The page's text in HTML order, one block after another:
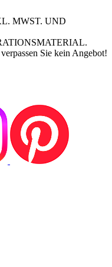
MWST. UND
Sie kein Angebot!